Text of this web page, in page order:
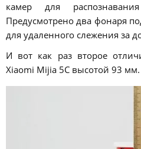
камер для
Предусмотрено два фонаря
для удаленного слежения за
И вот как раз второе
Xiaomi Mijia 5C высотой 93 мм.